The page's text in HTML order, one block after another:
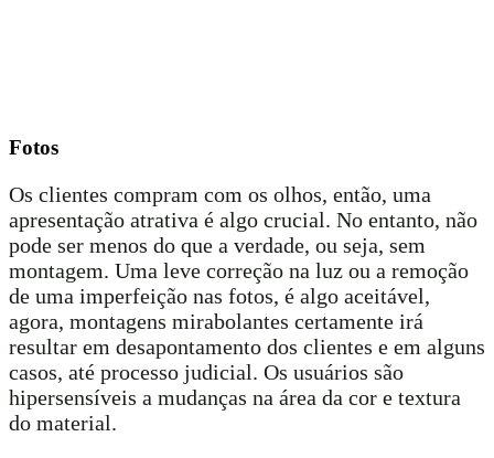
Fotos
Os clientes compram com os olhos, então, uma
apresentação atrativa é algo crucial. No entanto, não
pode ser menos do que a verdade, ou seja, sem
montagem. Uma leve correção na luz ou a remoção
de uma imperfeição nas fotos, é algo aceitável,
agora, montagens mirabolantes certamente irá
resultar em desapontamento dos clientes e em alguns
casos, até processo judicial. Os usuários são
hipersensíveis a mudanças na área da cor e textura
do material.